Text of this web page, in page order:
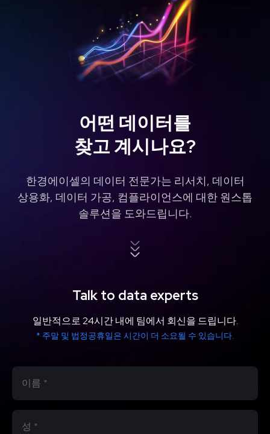
its data coverage, now including
comprehensive insights into
prominent e-commerce platforms
AliExpress, Shein, and Temu. This
expansion allows for a deeper
understanding of market trends and
어떤 데이터를
찾고 계시나요?
한경에이셀의 데이터 전문가는 리서치, 데이터
상용화, 데이터 가공, 컴플라이언스에 대한 원스톱
솔루션을 도와드립니다.
Talk to data experts
일반적으로 24시간 내에 팀에서 회신을 드립니다.
* 주말 및 법정공휴일은 시간이 더 소요될 수 있습니다.